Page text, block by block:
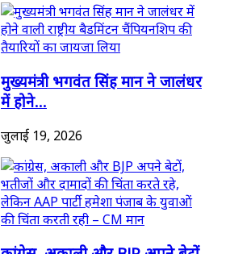
मुख्यमंत्री भगवंत सिंह मान ने जालंधर
में होने...
जुलाई 19, 2026